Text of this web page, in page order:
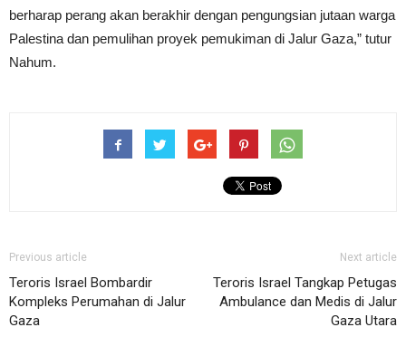
berharap perang akan berakhir dengan pengungsian jutaan warga
Palestina dan pemulihan proyek pemukiman di Jalur Gaza,” tutur
Nahum.
Previous article
Teroris Israel Bombardir
Kompleks Perumahan di Jalur
Gaza
Next article
Teroris Israel Tangkap Petugas
Ambulance dan Medis di Jalur
Gaza Utara